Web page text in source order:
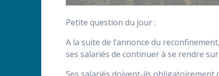
Petite question du jour :
A la suite de l’annonce du
ses salariés de continuer à se rendre